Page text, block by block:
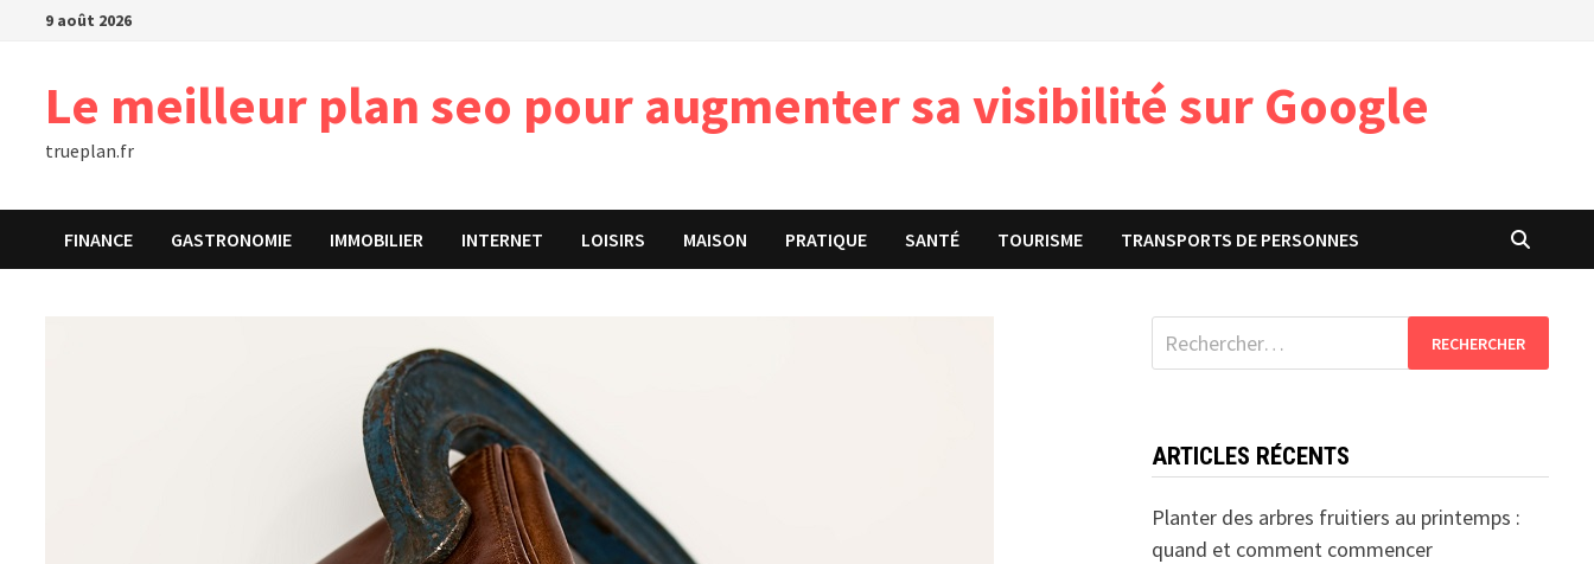
Passer9 août 2026
Le meilleur plan seo pour augmenter sa visibilité sur Google
trueplan.fr
FINANCE GASTRONOMIE IMMOBILIER INTERNET LOISIRS MAISON PRATIQUE SANTÉ TOURISME TRANSPORTS DE PERSONNES
Rechercher :
ARTICLES RÉCENTS
Planter des arbres fruitiers au printemps :
quand et comment commencer